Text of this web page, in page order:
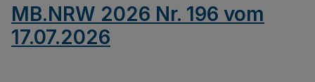
MB.NRW 2026 Nr. 196 vom
17.07.2026